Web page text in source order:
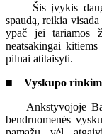
Šis įvykis
spaudą, reikia
ypač jei tariamos
neatsakingai
pilnai atitaisyti.
■ Vyskupo
Ankstyvojoje
bendruomenės